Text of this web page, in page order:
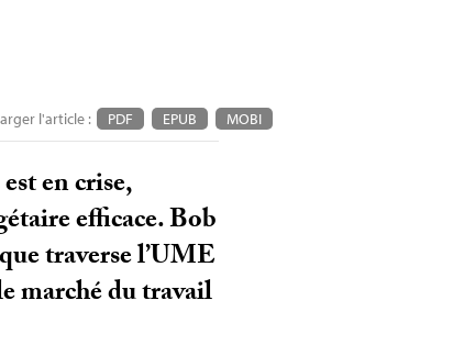
l'article : PDF EPUB MOBI
en crise,
efficace. Bob
traverse l’UME
marché du travail